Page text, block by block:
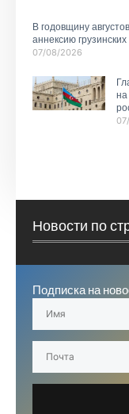
В годовщину
аннексию
07/08/2026
Новости по
Подписка на